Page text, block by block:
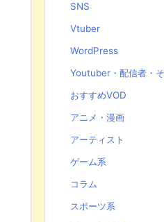
SNS
Vtuber
WordPress
Youtuber・配信者・
おすすめVOD
アニメ・漫画
アーティスト
ゲーム系
コラム
スポーツ系